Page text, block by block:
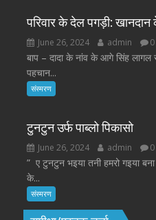
परिवार के देल पगड़ी:
June 26, 2024 admin 0
बाप – दादा के नांव के आगे सिंह
पहचान...
संस्मरण
टुनटुन उर्फ पाब्लो पिकासो
June 26, 2024 admin 0
” ए टुनटुन भइया तनी हमरो गइया
के...
संस्मरण